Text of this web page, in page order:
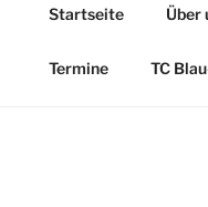
Startseite Über
Termine TC